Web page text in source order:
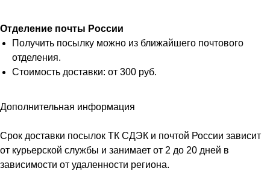
Отделение почты России
Получить посылку можно из ближайшего почтового
отделения.
Стоимость доставки: от 300 руб.
Дополнительная информация
Срок доставки посылок ТК СДЭК и почтой России зависит
от курьерской службы и занимает от 2 до 20 дней в
зависимости от удаленности региона.